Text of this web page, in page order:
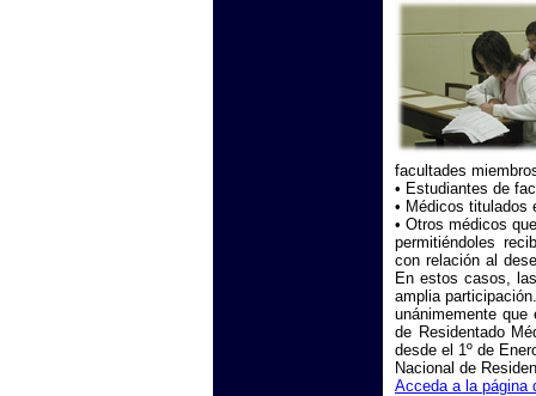
facultades
• Estudiantes de
• Médicos titulados
• Otros médicos
permitiéndoles
con relación al
En estos casos,
amplia
unánimemente
de Residentado
desde el 1º de
Nacional de
Acceda a la página